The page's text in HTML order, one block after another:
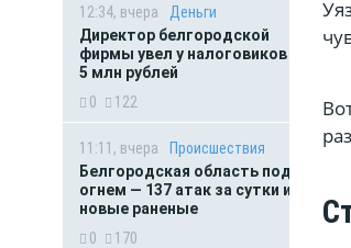
12:34, вчера
Деньги
Директор белгородской
фирмы увел у налоговиков
5 млн рублей
0
122
11:11, вчера
Происшествия
Белгородская область под
огнем — 137 атак за сутки и
новые раненые
0
170